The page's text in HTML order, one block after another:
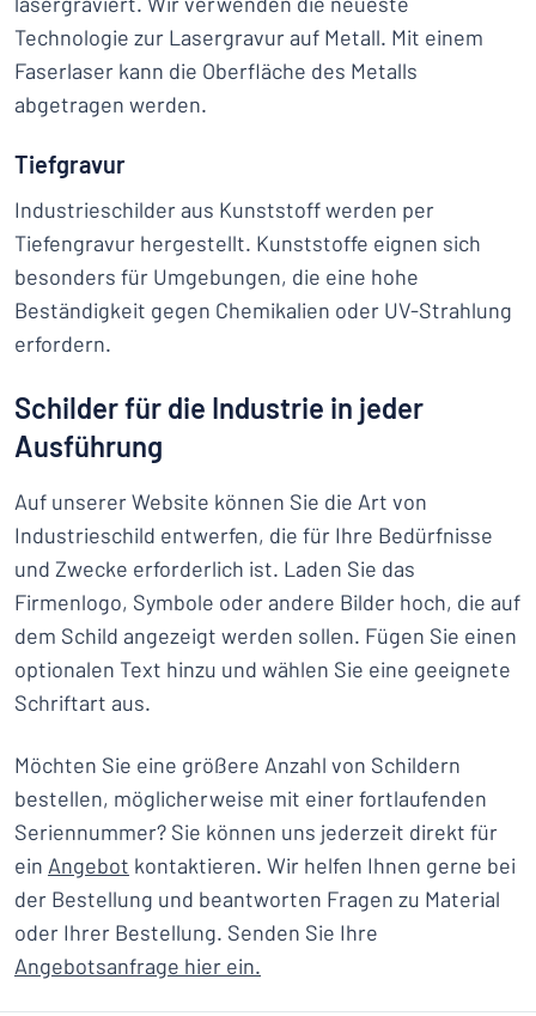
Technologie zur Lasergravur auf Metall. Mit einem
Faserlaser kann die Oberfläche des Metalls
abgetragen werden.
Tiefgravur
Industrieschilder aus Kunststoff werden per
Tiefengravur hergestellt. Kunststoffe eignen sich
besonders für Umgebungen, die eine hohe
Beständigkeit gegen Chemikalien oder UV-Strahlung
erfordern.
Schilder für die Industrie in jeder
Ausführung
Auf unserer Website können Sie die Art von
Industrieschild entwerfen, die für Ihre Bedürfnisse
und Zwecke erforderlich ist. Laden Sie das
Firmenlogo, Symbole oder andere Bilder hoch, die auf
dem Schild angezeigt werden sollen. Fügen Sie einen
optionalen Text hinzu und wählen Sie eine geeignete
Schriftart aus.
Möchten Sie eine größere Anzahl von Schildern
bestellen, möglicherweise mit einer fortlaufenden
Seriennummer? Sie können uns jederzeit direkt für
ein Angebot kontaktieren. Wir helfen Ihnen gerne bei
der Bestellung und beantworten Fragen zu Material
oder Ihrer Bestellung. Senden Sie Ihre
Angebotsanfrage hier ein.